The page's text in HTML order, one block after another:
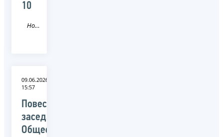
10
Новость
09.06.2026
15:57
Повестка
заседания
Общественного